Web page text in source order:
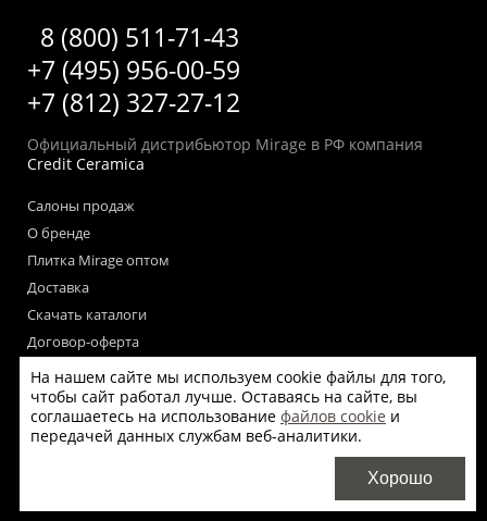
8 (800) 511-71-43
+7 (495) 956-00-59
+7 (812) 327-27-12
Официальный дистрибьютор Mirage в РФ компания
Credit Ceramica
Салоны продаж
О бренде
Плитка Mirage оптом
Доставка
Скачать каталоги
Договор-оферта
Пользовательское соглашение
Согласие на обработку персональных данных
Согласие на получение рекламных материалов
Политика использования файлов cookie на сайте
На нашем сайте мы используем cookie файлы для того,
чтобы сайт работал лучше. Оставаясь на сайте, вы
соглашаетесь на использование файлов cookie и
передачей данных службам веб-аналитики.
Хорошо